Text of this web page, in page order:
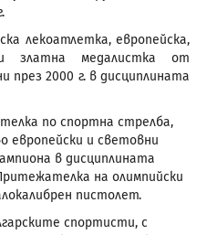
лекоатлетка, европейска,
златна медалистка от
през 2000 г. в дисциплината
по спортна стрелба,
европейски и световни
в дисциплината
на олимпийски
пистолет.
спортисти, с